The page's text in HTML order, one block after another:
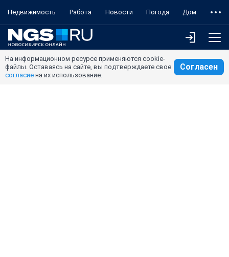
Недвижимость Работа Новости Погода Дом
На информационном ресурсе применяются cookie-
файлы. Оставаясь на сайте, вы подтверждаете свое
согласие на их использование.
Согласен